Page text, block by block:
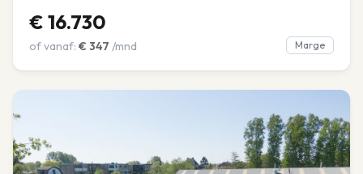
€ 16.730
of vanaf: € 347 /mnd Marge